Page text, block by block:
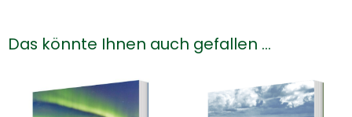
Das könnte Ihnen auch gefallen …